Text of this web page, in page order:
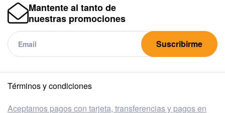
Mantente al tanto de
nuestras promociones
Suscribirme
Términos y condiciones
Aceptamos pagos con tarjeta, transferencias y pagos en